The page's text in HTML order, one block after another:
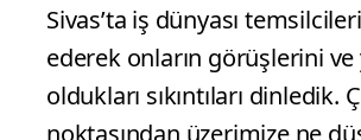
Sivas’ta iş dünyası
ederek onların görüşlerini ve
oldukları sıkıntıları dinledik.
noktasından üzerimize ne